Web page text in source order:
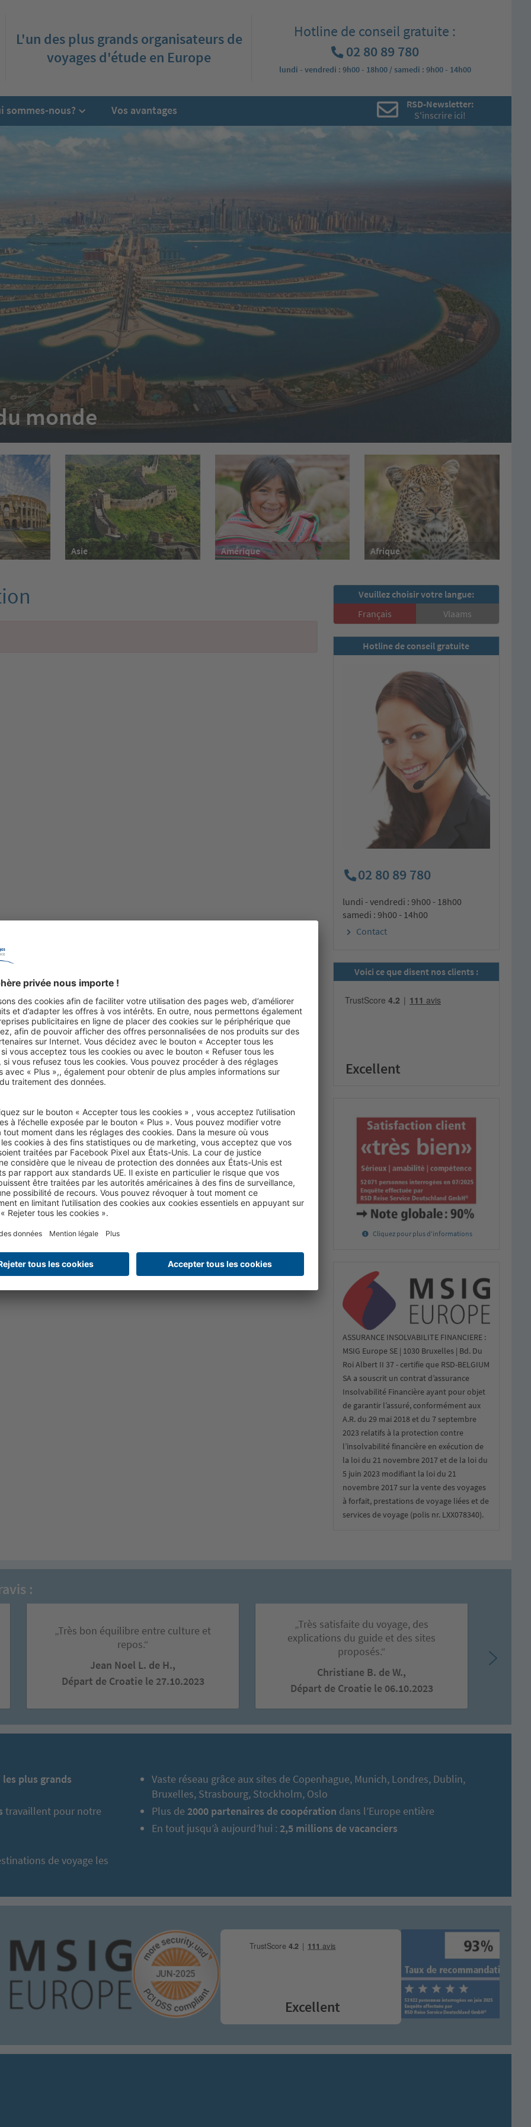
L'un des plus grands organisateurs de
voyages d'étude en Europe
Hotline de conseil gratuite :
02 80 89 780
lundi - vendredi : 9h00 - 18h00 / samedi : 9h00 - 14h00
sommes-nous? Vos avantages
RSD-Newsletter:
S'inscrire ici!
monde
Asie Amérique Afrique
Veuillez choisir votre langue:
Français
Vlaams
Hotline de conseil gratuite
02 80 89 780
lundi - vendredi : 9h00 - 18h00
samedi : 9h00 - 14h00
Contact
Voici ce que disent nos clients :
Excellent
Cliquez pour plus d'informations
ASSURANCE INSOLVABILITE FINANCIERE :
MSIG Europe SE | 1030 Bruxelles | Bd. Du
Roi Albert II 37 - certifie que RSD-BELGIUM
SA a souscrit un contrat d’assurance
Insolvabilité Financière ayant pour objet
de garantir l’assuré, conformément aux
A.R. du 29 mai 2018 et du 7 septembre
2023 relatifs à la protection contre
l’insolvabilité financière en exécution de
la loi du 21 novembre 2017 et de la loi du
5 juin 2023 modifiant la loi du 21
novembre 2017 sur la vente des voyages
à forfait, prestations de voyage liées et de
services de voyage (polis nr. LXX078340).
:
„Très bon équilibre entre culture et
repos.“
Jean Noel L. de H.,
Départ de Croatie le 27.10.2023
„Très satisfaite du voyage, des
explications du guide et des sites
proposés.“
Christiane B. de W.,
Départ de Croatie le 06.10.2023
les plus grands
travaillent pour notre
de voyage les
Vaste réseau grâce aux sites de Copenhague, Munich, Londres, Dublin,
Bruxelles, Strasbourg, Stockholm, Oslo
Plus de 2000 partenaires de coopération dans l’Europe entière
En tout jusqu’à aujourd’hui : 2,5 millions de vacanciers
Excellent